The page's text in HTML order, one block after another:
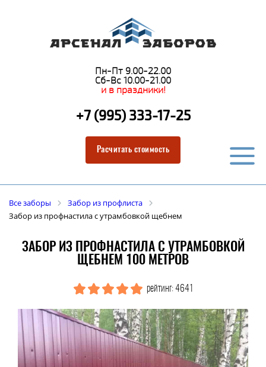
Пн-Пт 9.00-22.00
Сб-Вс 10.00-21.00
и в праздники!
+7 (995) 333-17-25
Расчитать стоимость
Все заборы
Забор из профлиста
Забор из профнастила с утрамбовкой щебнем
ЗАБОР ИЗ ПРОФНАСТИЛА С УТРАМБОВКОЙ
ЩЕБНЕМ 100 МЕТРОВ
рейтинг: 4641